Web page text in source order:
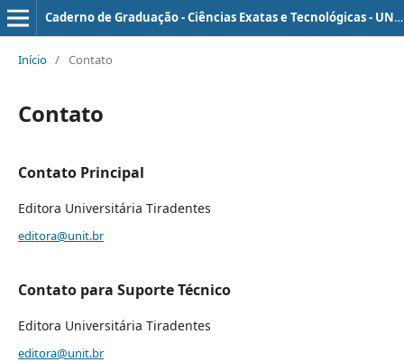
Caderno de Graduação - Ciências Exatas e Tecnológicas - UNIT - ALAGOAS
Início / Contato
Contato
Contato Principal
Editora Universitária Tiradentes
editora@unit.br
Contato para Suporte Técnico
Editora Universitária Tiradentes
editora@unit.br